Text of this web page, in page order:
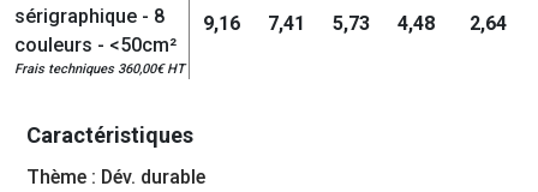
sérigraphique - 8
couleurs - <50cm²
Frais techniques 360,00€ HT
9,16 7,41 5,73 4,48 2,64
Caractéristiques
Thème : Dév. durable